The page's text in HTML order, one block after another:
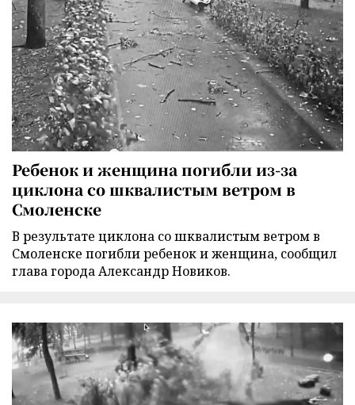
Ребенок и женщина погибли из-за
циклона со шквалистым ветром в
Смоленске
В результате циклона со шквалистым ветром в
Смоленске погибли ребенок и женщина, сообщил
глава города Александр Новиков.